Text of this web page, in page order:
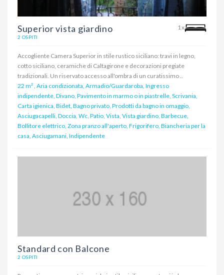
Superior vista giardino 1x
2 OSPITI
Accogliente Camera Superior in stile rustico siciliano: travi in legno,
cotto siciliano, ceramiche di Caltagirone e decorazioni pregiate
tradizionali. Un riservato accesso all'ombra di un curatissimo ..
22 m², Aria condizionata, Armadio/Guardaroba, Ingresso
indipendente, Divano, Pavimento in marmo o in piastrelle, Scrivania,
Carta igienica, Bidet, Bagno privato, Prodotti da bagno in omaggio,
Asciugacapelli, Doccia, Wc, Patio, Vista, Vista giardino, Barbecue,
Bollitore elettrico, Zona pranzo all'aperto, Frigorifero, Biancheria per la
casa, Asciugamani, Indipendente
Standard con Balcone
2 OSPITI